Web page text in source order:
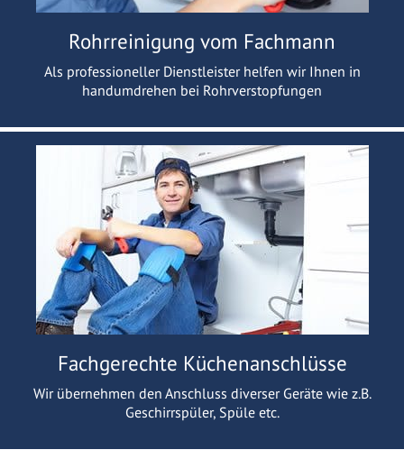
Rohrreinigung vom Fachmann
Als professioneller Dienstleister helfen wir Ihnen in
handumdrehen bei Rohrverstopfungen
Fachgerechte Küchenanschlüsse
Wir übernehmen den Anschluss diverser Geräte wie z.B.
Geschirrspüler, Spüle etc.